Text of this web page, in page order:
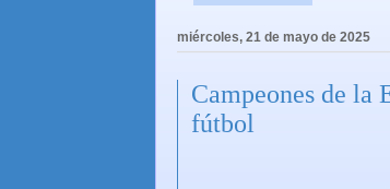
miércoles, 21 de mayo de 2025
Campeones de la
fútbol